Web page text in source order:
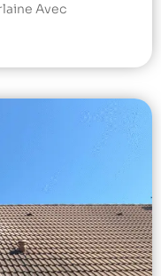
Avec